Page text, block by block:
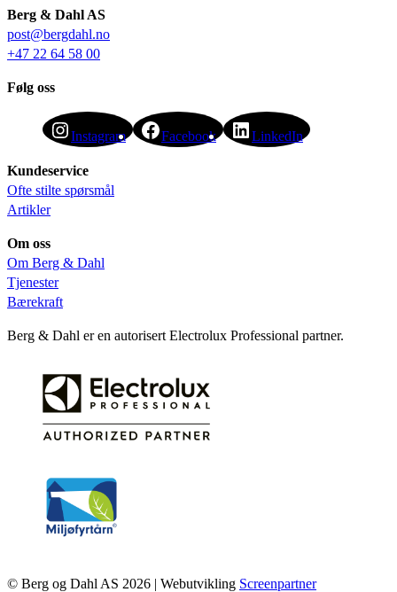
Berg & Dahl AS
post@bergdahl.no
+47 22 64 58 00
Følg oss
Instagram Facebook LinkedIn
Kundeservice
Ofte stilte spørsmål
Artikler
Om oss
Om Berg & Dahl
Tjenester
Bærekraft
Berg & Dahl er en autorisert Electrolux Professional partner.
© Berg og Dahl AS 2026 | Webutvikling Screenpartner